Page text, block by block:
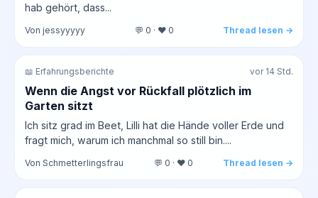
hab gehört, dass...
Von jessyyyyy 💬 0 · ❤️ 0 Thread lesen →
📖 Erfahrungsberichte vor 14 Std.
Wenn die Angst vor Rückfall plötzlich im
Garten sitzt
Ich sitz grad im Beet, Lilli hat die Hände voller Erde und
fragt mich, warum ich manchmal so still bin....
Von Schmetterlingsfrau 💬 0 · ❤️ 0 Thread lesen →